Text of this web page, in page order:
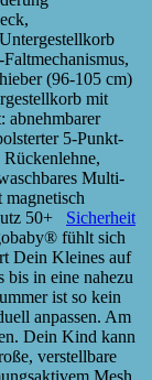
(96-105 cm)
mit
abnehmbarer
5-Punkt-
Multi-
magnetisch
50+ Sicherheit
fühlt sich
Dein Kleines auf
bis in eine nahezu
ist so kein
anpassen. Am
Dein Kind kann
verstellbare
Mesh